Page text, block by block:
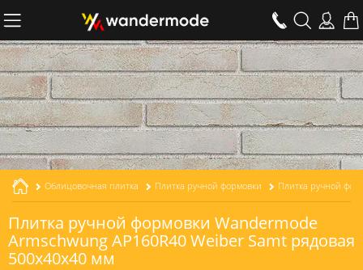
Облицовочная плитка Плитка ручной формовки
Плитка ручной формовки Wandermode
Armschwung AP160R40 Weiber Samt рядовая
500x40x40 мм